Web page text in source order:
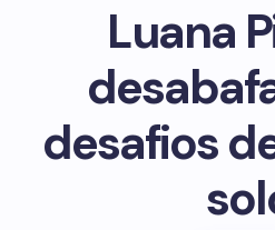
Luana
desafios